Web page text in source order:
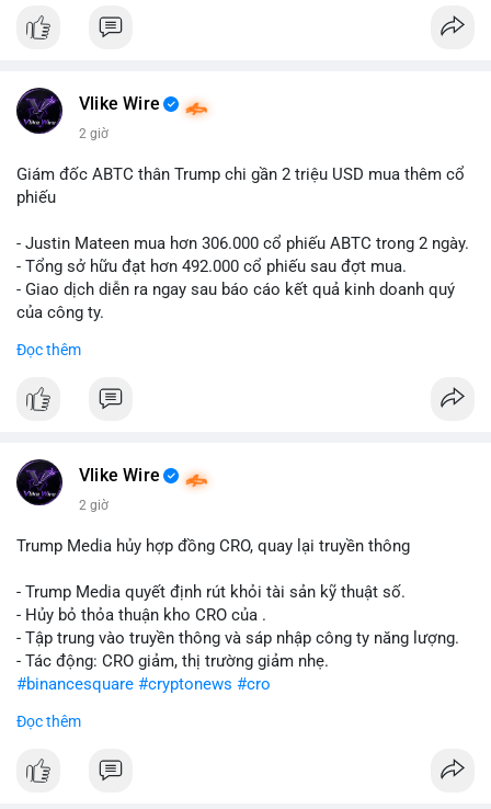
#12dot1btc #786kusd
$cro
📰 Nguồn: Cointelegraph
Vlike Wire
2 giờ
Giám đốc ABTC thân Trump chi gần 2 triệu USD mua thêm cổ
phiếu
- Justin Mateen mua hơn 306.000 cổ phiếu ABTC trong 2 ngày.
- Tổng sở hữu đạt hơn 492.000 cổ phiếu sau đợt mua.
- Giao dịch diễn ra ngay sau báo cáo kết quả kinh doanh quý
của công ty.
#abtc #cryptonews
$btc $eth
📰 Nguồn: CoinDesk
Đọc thêm
Vlike Wire
2 giờ
Trump Media hủy hợp đồng CRO, quay lại truyền thông
- Trump Media quyết định rút khỏi tài sản kỹ thuật số.
- Hủy bỏ thỏa thuận kho CRO của .
- Tập trung vào truyền thông và sáp nhập công ty năng lượng.
- Tác động: CRO giảm, thị trường giảm nhẹ.
#binancesquare #cryptonews #cro
$cro
#vlikevn #titanbot
Đọc thêm